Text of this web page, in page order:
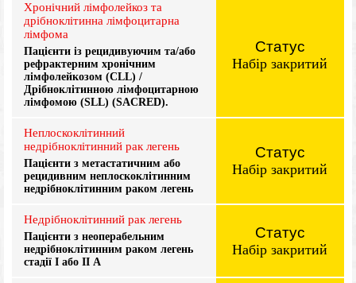
Хронічний лімфолейкоз та
дрібноклітинна лімфоцитарна
лімфома
Пацієнти із рецидивуючим та/або
рефрактерним хронічним
лімфолейкозом (CLL) /
Дрібноклітинною лімфоцитарною
лімфомою (SLL) (SACRED).
Статус
Набір закритий
Неплоскоклітинний
недрібноклітинний рак легень
Пацієнти з метастатичним або
рецидивним неплоскоклітинним
недрібноклітинним раком легень
Статус
Набір закритий
Недрібноклітинний рак легень
Пацієнти з неоперабельним
недрібноклітинним раком легень
стадії I або II А
Статус
Набір закритий